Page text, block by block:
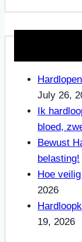
July 26,
Ik
bloed,
Bewust
belasting!
Hoe
2026
19, 2026